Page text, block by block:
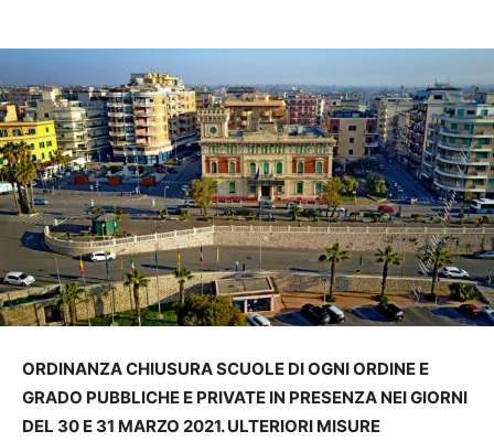
ORDINANZA CHIUSURA SCUOLE DI OGNI ORDINE E
GRADO PUBBLICHE E PRIVATE IN PRESENZA NEI GIORNI
DEL 30 E 31 MARZO 2021. ULTERIORI MISURE